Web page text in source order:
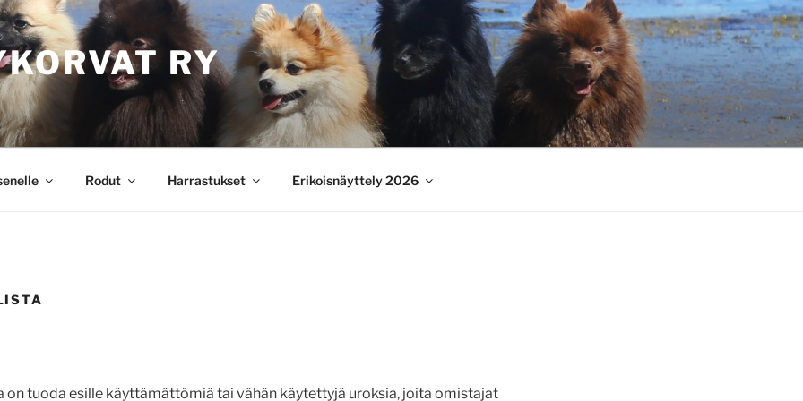
RY
Rodut Harrastukset Erikoisnäyttely 2026
on tuoda esille käyttämättömiä tai vähän käytettyjä uroksia, joita omistajat